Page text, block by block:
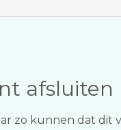
afsluiten
zo kunnen dat dit